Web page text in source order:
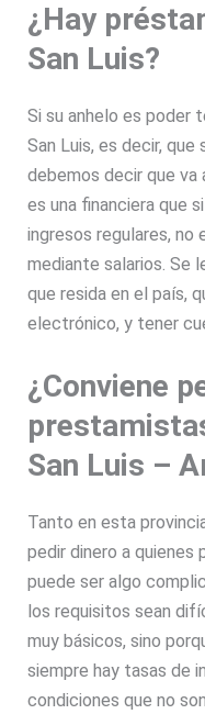
¿Hay
San Luis?
Si su anhelo es poder
San Luis, es decir, que
debemos decir que va
es una financiera que
ingresos regulares, no
mediante salarios. Se
que resida en el país,
electrónico, y tener
¿Conviene
San Luis –
Tanto en esta
pedir dinero a quienes
puede ser algo
los requisitos sean
muy básicos, sino
siempre hay tasas de
condiciones que no